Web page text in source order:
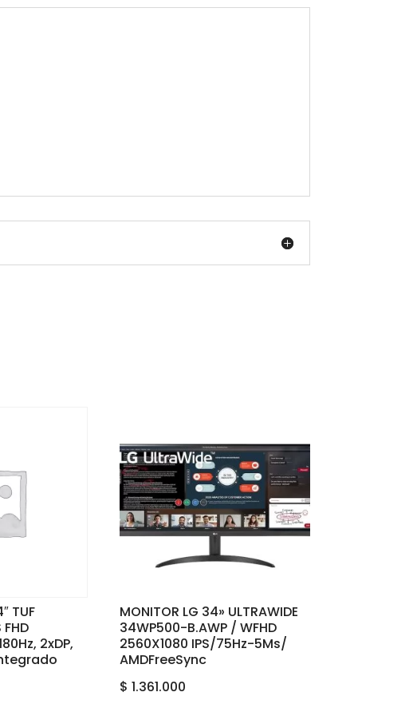
TUF
2xDP,
MONITOR LG 34» ULTRAWIDE
34WP500-B.AWP / WFHD
2560X1080 IPS‎/‎75Hz‎-‎5Ms‎/‎
AMD‎FreeSync
$ 1.361.000